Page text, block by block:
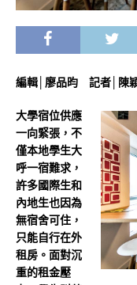
編輯│廖品昀 記者│陳
大學宿位供應
一向緊張，不
僅本地學生大
呼一宿難求，
許多國際生和
內地生也因為
無宿舍可住，
只能自行在外
租房。面對沉
重的租金壓